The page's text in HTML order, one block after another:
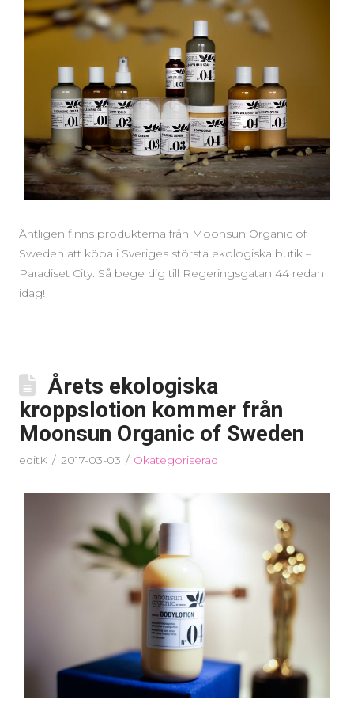
Äntligen finns produkterna från Moonsun Organic of
Sweden att köpa i Sveriges största ekologiska butik –
Paradiset City. Så bege dig till Regeringsgatan 44 redan
idag!
Årets ekologiska
kroppslotion kommer från
Moonsun Organic of Sweden
editK 2017-03-03 Okategoriserad